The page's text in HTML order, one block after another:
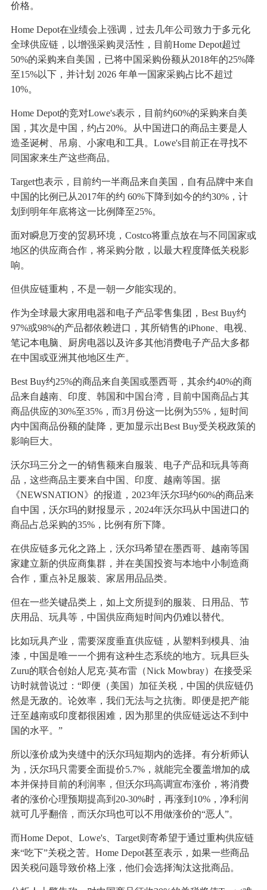
价格。
Home Depot在业绩会上强调，过去几年公司致力于多元化
全球供应链，以增强采购灵活性，目前Home Depot超过
50%的采购来自美国，已将中国采购份额从2018年的25%降
至15%以下，并计划 2026 年单一国家采购占比不超过
10%。
Home Depot的竞对Lowe's表示，目前约60%的采购来自美
国，其次是中国，约占20%。从中国进口的商品主要是人
造圣诞树、吊扇、小家电和工具。Lowe's目前正在寻找不
同国家来生产这些商品。
Target也表示，目前约一半商品来自美国，自有品牌中来自
中国的比例已从2017年的约 60%下降到如今的约30%，计
划到明年年底将这一比例降至25%。
面对瞬息万变的贸易环境，Costco将重点放在与不同国家或
地区的供应商合作，将采购分散，以最大程度降低关税影
响。
但供应链重构，不是一朝一夕能实现的。
作为全球最大家用电器和电子产品零售集团，Best Buy约
97%或98%的产品都依赖进口，其所销售的iPhone、电视、
笔记本电脑、厨房电器以及许多其他消费电子产品大多都
在中国或亚洲其他地区生产。
Best Buy约25%的商品来自美国或墨西哥，其余约40%的商
品来自越南、印度、韩国和中国台湾，目前中国商品占其
商品供应的30%至35%，而3月份这一比例为55%，短时间
内中国商品份额的陡降，更加显示出Best Buy受关税政策的
影响巨大。
沃尔玛三分之一的销售额来自服装、电子产品和玩具等商
品，这些商品主要来自中国、印度、越南等国。据
《NEWSNATION》的报道，2023年沃尔玛约60%的商品来
自中国，沃尔玛的财报显示，2024年沃尔玛从中国进口的
商品占总采购的35%，比例有所下降。
在供应链多元化之路上，沃尔玛希望在墨西哥、越南等国
家建立新的供应商集群，并在美国投资与本地中小制造商
合作，重点补足服装、家居用品品类。
但在一些关键品类上，如上文所提到的服装、日用品、节
庆用品、玩具等，中国供应商短时间内仍难以替代。
比如玩具产业，需要深度垂直供应链，从塑料到模具、油
漆，中国是唯一一个拥有这种生态系统的地方。玩具巨头
Zuru的联合创始人尼克·莫布雷（Nick Mowbray）在接受采
访时就曾说过：“即便（美国）加征关税，中国的供应链仍
然是无敌的。论效率，我们无法与之抗衡。即便是把产能
迁至越南或印度都很困难，因为那里的供应链远达不到中
国的水平。”
所以涨价成为夹缝中的沃尔玛短期内的选择。有分析师认
为，沃尔玛只需要全面提价5.7%，就能完全覆盖增加的成
本并保持目前的利润率，但沃尔玛高调宣布涨价，将消费
者的涨价心理预期提高到20-30%时，再涨到10%，净利润
就可几乎翻倍，而沃尔玛也可以不用做涨价的“恶人”。
而Home Depot、Lowe's、Target则寄希望于通过重构供应链
来“吃下”关税之苦。Home Depot甚至表示，如果一些商品
因关税问题导致价格上涨，他们会选择淘汰这批商品。